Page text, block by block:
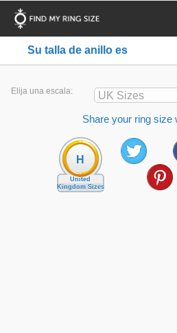
Su talla de anillo es
Elija una escala: UK Sizes
Share your ring size
H
United
Kingdom Sizes